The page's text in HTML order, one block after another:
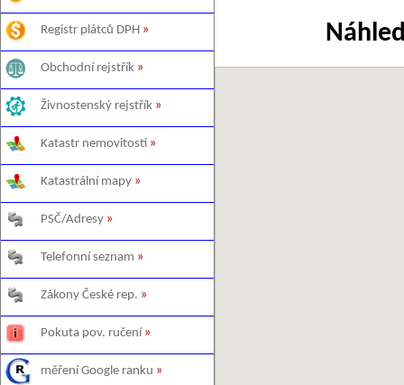
Registr plátců DPH »
Obchodní rejstřík »
Živnostenský rejstřík »
Katastr nemovitostí »
Katastrální mapy »
PSČ/Adresy »
Telefonní seznam »
Zákony České rep. »
Pokuta pov. ručení »
měření Google ranku »